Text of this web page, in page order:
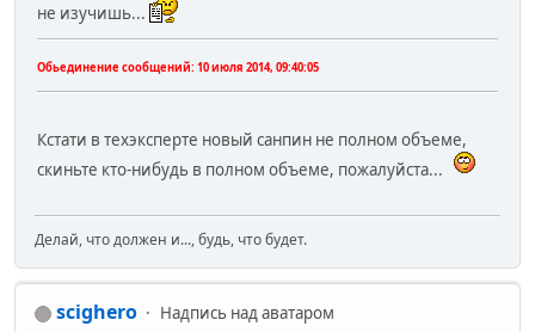
не изучишь...
Обьединение сообщений: 10 июля 2014, 09:40:05
Кстати в техэксперте новый санпин не полном объеме,
скиньте кто-нибудь в полном объеме, пожалуйста...
Делай, что должен и..., будь, что будет.
scighero
Надпись над аватаром